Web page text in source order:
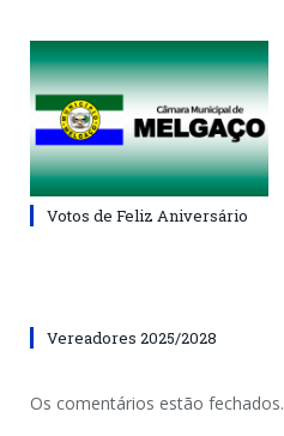
Votos de Feliz Aniversário
Vereadores 2025/2028
Os comentários estão fechados.